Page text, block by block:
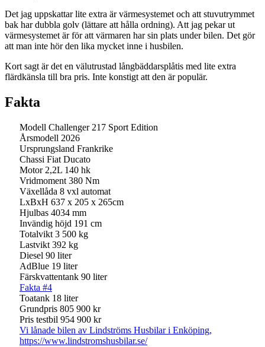
Det jag uppskattar lite extra är värmesystemet och att stuvutrymmet
bak har dubbla golv (lättare att hålla ordning). Att jag pekar ut
värmesystemet är för att värmaren har sin plats under bilen. Det gör
att man inte hör den lika mycket inne i husbilen.
Kort sagt är det en välutrustad långbäddarsplåtis med lite extra
flärdkänsla till bra pris. Inte konstigt att den är populär.
Fakta
Modell Challenger 217 Sport Edition
Årsmodell 2026
Ursprungsland Frankrike
Chassi Fiat Ducato
Motor 2,2L 140 hk
Vridmoment 380 Nm
Växellåda 8 vxl automat
LxBxH 637 x 205 x 265cm
Hjulbas 4034 mm
Invändig höjd 191 cm
Totalvikt 3 500 kg
Lastvikt 392 kg
Diesel 90 liter
AdBlue 19 liter
Färskvattentank 90 liter
Fakta #4
Toatank 18 liter
Grundpris 805 900 kr
Pris testbil 954 900 kr
Vi lånade bilen av Lindströms Husbilar i Enköping,
https://www.lindstromshusbilar.se/